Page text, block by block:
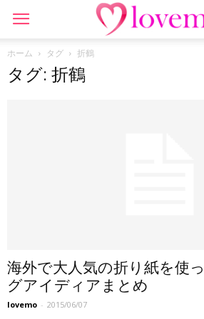
ホーム タグ 折鶴
タグ: 折鶴
海外で大人気の折り紙を使
グアイディアまとめ
lovemo - 2015/06/07